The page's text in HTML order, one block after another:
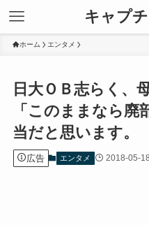
キャプ
ホーム エンタメ
日大ＯＢ志らく、
「このままなら
当だと思います。
広告 エンタメ 2018-05-18